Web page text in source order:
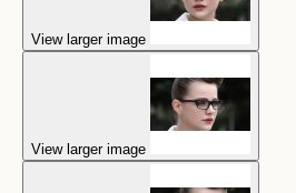
View larger image
View larger image